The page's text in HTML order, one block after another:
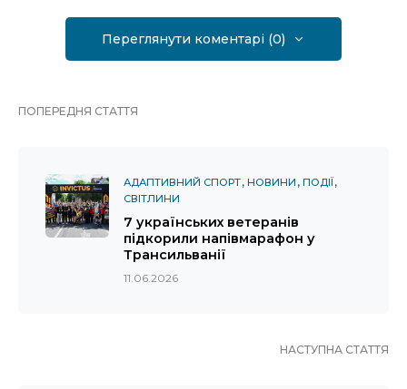
Переглянути коментарі (0)
ПОПЕРЕДНЯ СТАТТЯ
АДАПТИВНИЙ СПОРТ НОВИНИ ПОДІЇ
СВІТЛИНИ
7 українських ветеранів
підкорили напівмарафон у
Трансильванії
11.06.2026
НАСТУПНА СТАТТЯ